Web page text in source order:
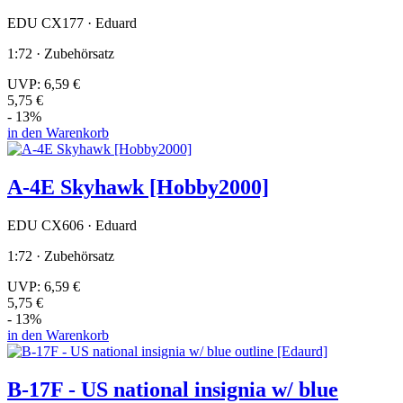
EDU CX177 · Eduard
1:72 · Zubehörsatz
UVP: 6,59 €
5,75 €
- 13%
in den Warenkorb
A-4E Skyhawk [Hobby2000]
EDU CX606 · Eduard
1:72 · Zubehörsatz
UVP: 6,59 €
5,75 €
- 13%
in den Warenkorb
B-17F - US national insignia w/ blue